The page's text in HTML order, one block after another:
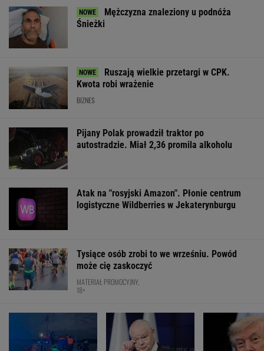
Mężczyzna znaleziony u podnóża
Śnieżki
Ruszają wielkie przetargi w CPK.
Kwota robi wrażenie
BIZNES
Pijany Polak prowadził traktor po
autostradzie. Miał 2,36 promila alkoholu
Atak na "rosyjski Amazon". Płonie centrum
logistyczne Wildberries w Jekaterynburgu
Tysiące osób zrobi to we wrześniu. Powód
może cię zaskoczyć
MATERIAŁ PROMOCYJNY,
18+